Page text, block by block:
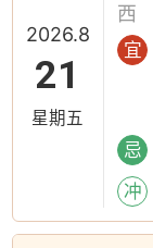
2026.8
21
星期五
西
宜
忌
冲